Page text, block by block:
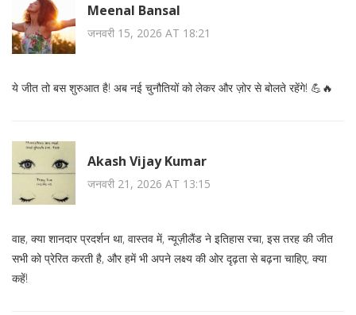
Meenal Bansal
जनवरी 15, 2026 AT 18:21
ये जीत तो बस शुरुआत है! अब नई चुनौतियों को लेकर और ज़ोर से बोलते रहेंगे! 💪🔥
Akash Vijay Kumar
जनवरी 21, 2026 AT 13:15
वाह, क्या शानदार प्रदर्शन था, वास्तव में, न्यूज़ीलैंड ने इतिहास रचा, इस तरह की जीत
सभी को प्रेरित करती है, और हमें भी अपने लक्ष्य की ओर दृढ़ता से बढ़ना चाहिए, क्या
कहें!